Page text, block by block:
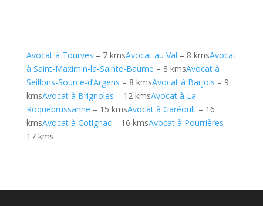
Avocat à Tourves – 7 kmsAvocat au Val – 8 kmsAvocat
à Saint-Maximin-la-Sainte-Baume – 8 kmsAvocat à
Seillons-Source-d’Argens – 8 kmsAvocat à Barjols – 9
kmsAvocat à Brignoles – 12 kmsAvocat à La
Roquebrussanne – 15 kmsAvocat à Garéoult– 16
kmsAvocat à Cotignac– 16 kmsAvocat à Pourrières –
17 kms